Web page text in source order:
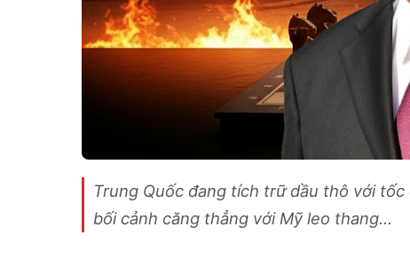
Trung Quốc đang tích trữ dầu thô với
bối cảnh căng thẳng với Mỹ leo thang...